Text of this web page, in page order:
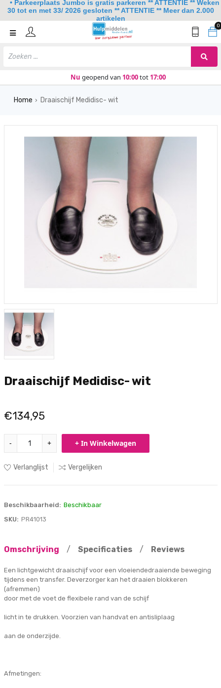
0
Nu geopend van 10:00tot 17:00
Home
Home › Draaischijf Medidisc- wit
Draaischijf Medidisc- wit
€134,95
- + + In Winkelwagen
Verlanglijst Vergelijken
Beschikbaarheid: Beschikbaar
SKU: PR41013
Omschrijving / Specificaties / Reviews
Een lichtgewicht draaischijf voor een vloeiendedraaiende beweging
tijdens een transfer. Deverzorger kan het draaien blokkeren
(afremmen)
door met de voet de flexibele rand van de schijf
licht in te drukken. Voorzien van handvat en antisliplaag
aan de onderzijde.
Afmetingen:
• Parkeerplaats Jumbo is gratis parkeren ** ATTENTIE ** Weken
30 tot en met 33/ 2026 gesloten ** ATTENTIE ** Meer dan 2.000
artikelen